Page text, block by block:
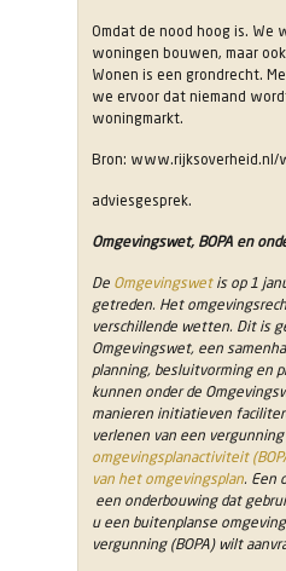
Omdat de nood hoog is. We
woningen bouwen, maar
Wonen is een grondrecht.
we ervoor dat niemand
woningmarkt.
Bron: www.rijksoverheid.nl/
adviesgesprek.
Omgevingswet, BOPA en
De Omgevingswet is op 1
getreden. Het
verschillende wetten. Dit is
Omgevingswet, een
planning, besluitvorming en
kunnen onder de
manieren initiatieven
verlenen van een
omgevingsplanactiviteit
van het omgevingsplan. Een
een onderbouwing dat
u een buitenplanse
vergunning (BOPA) wilt